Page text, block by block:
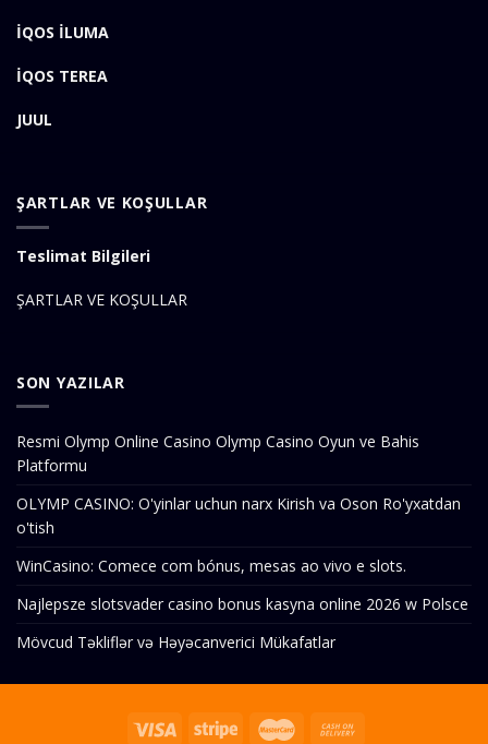
İQOS İLUMA
İQOS TEREA
JUUL
ŞARTLAR VE KOŞULLAR
Teslimat Bilgileri
ŞARTLAR VE KOŞULLAR
SON YAZILAR
Resmi Olymp Online Casino Olymp Casino Oyun ve Bahis
Platformu
OLYMP CASINO: O'yinlar uchun narx Kirish va Oson Ro'yxatdan
o'tish
WinCasino: Comece com bónus, mesas ao vivo e slots.
Najlepsze slotsvader casino bonus kasyna online 2026 w Polsce
Mövcud Təkliflər və Həyəcanverici Mükafatlar